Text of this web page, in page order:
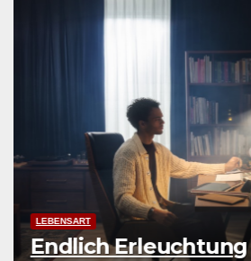
LEBENSART
Endlich Erleuchtung